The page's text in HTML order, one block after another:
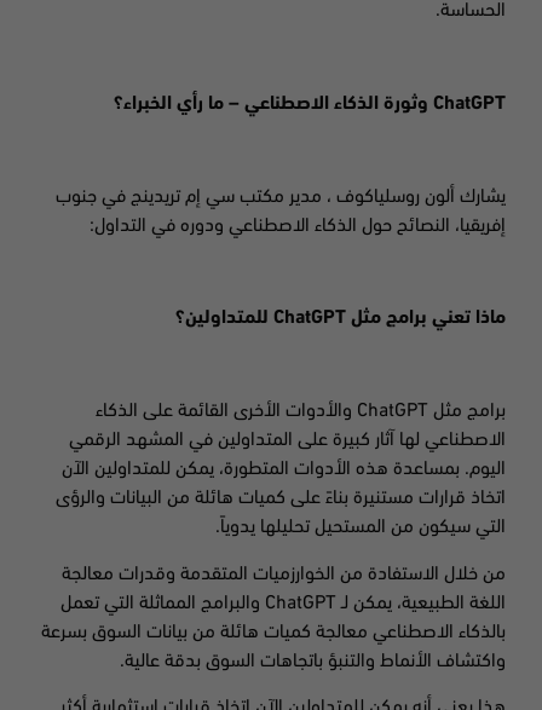
الحساسة.
ChatGPT وثورة الذكاء الاصطناعي – ما رأي الخبراء؟
يشارك ألون روسلياكوف ، مدير مكتب سي إم تريدينج في جنوب
إفريقيا، النصائح حول الذكاء الاصطناعي ودوره في التداول:
ماذا تعني برامج مثل ChatGPT للمتداولين؟
برامج مثل
والأدوات الأخرى القائمة على الذكاء
الاصطناعي لها آثار كبيرة على المتداولين في المشهد الرقمي
اليوم. بمساعدة هذه الأدوات المتطورة، يمكن للمتداولين الآن
اتخاذ قرارات مستنيرة بناءً على كميات هائلة من البيانات والرؤى
التي سيكون من المستحيل تحليلها يدوياً.
من خلال الاستفادة من الخوارزميات المتقدمة وقدرات معالجة
اللغة الطبيعية، يمكن لـChatGPT
والبرامج المماثلة التي تعمل
بالذكاء الاصطناعي معالجة كميات هائلة من بيانات السوق بسرعة
واكتشاف الأنماط والتنبؤ باتجاهات السوق بدقة عالية.